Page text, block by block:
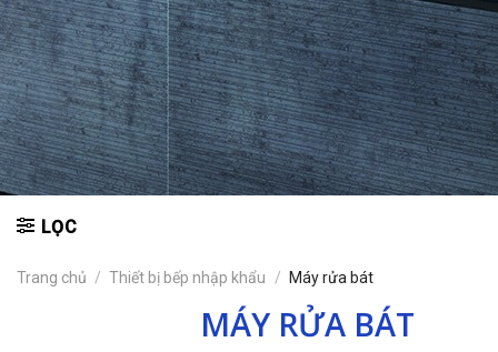
MÁY RỬA BÁT
Trang chủ / Thiết bị bếp nhập khẩu / Máy rửa bát
LỌC